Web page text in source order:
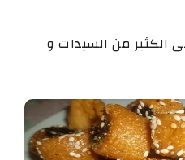
الكثير من السيدات و